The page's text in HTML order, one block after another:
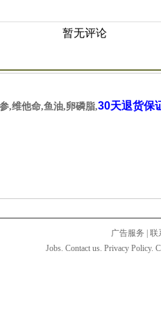
暂无评论
,维他命,鱼油,卵磷脂,30天退货保
广告服务
联
Jobs. Contact us. Privacy Policy.